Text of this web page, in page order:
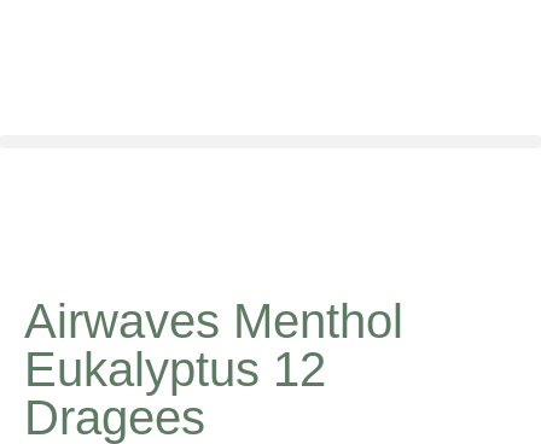
Airwaves Menthol
Eukalyptus 12
Dragees